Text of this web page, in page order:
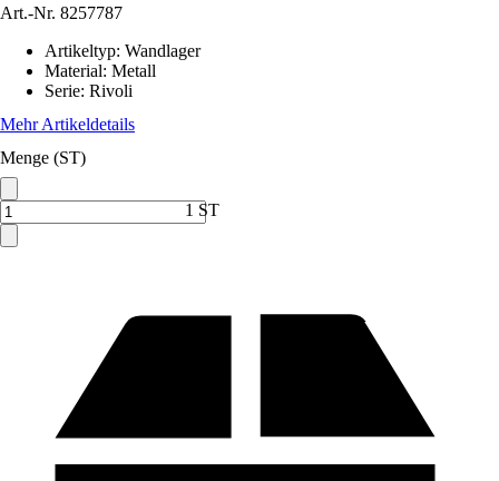
Art.-Nr. 8257787
Artikeltyp: Wandlager
Material: Metall
Serie: Rivoli
Mehr Artikeldetails
Menge (ST)
1 ST